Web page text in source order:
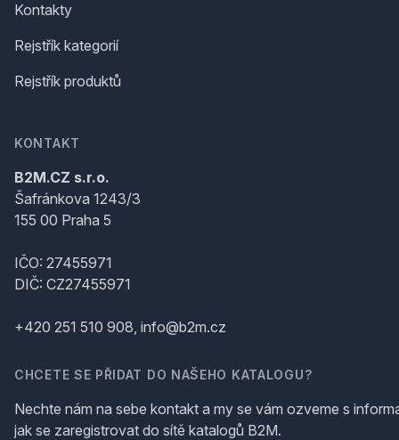
Kontakty
Rejstřík kategorií
Rejstřík produktů
KONTAKT
B2M.CZ s.r.o.
Šafránkova 1243/3
155 00 Praha 5
IČO: 27455971
DIČ: CZ27455971
+420 251 510 908, info@b2m.cz
CHCETE SE PŘIDAT DO NAŠEHO KATALOGU?
Nechte nám na sebe kontakt a my se vám ozveme s
jak se zaregistrovat do sítě katalogů B2M.